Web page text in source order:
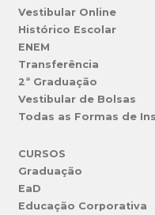
Vestibular Online
Histórico Escolar
ENEM
Transferência
2ª Graduação
Vestibular de Bolsas
Todas as Formas de
CURSOS
Graduação
EaD
Educação Corporativa